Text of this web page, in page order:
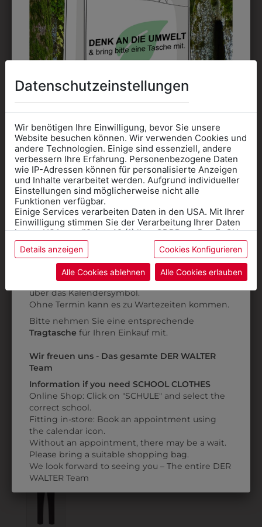
kostet jede Farbe extra und ist erst ab 12 Stück
möglich. Waschbar bis zu 60°C.
DAS KÖNNTE IHNEN
AUCH GEFALLEN
313177000010
HERRENHOSE SF
€ 103,90
HERRENHOSE SF
€ 103,90
ZULETZT ANGESEHEN
Datenschutzeinstellungen
Wir benötigen Ihre Einwilligung, bevor Sie unsere
Website besuchen können. Wir verwenden Cookies und
andere Technologien. Einige sind essenziell, andere
verbessern Ihre Erfahrung. Personenbezogene Daten
wie IP-Adressen können für personalisierte Anzeigen
und Inhalte verarbeitet werden. Aufgrund individueller
Einstellungen sind möglicherweise nicht alle
Funktionen verfügbar.
Einige Services verarbeiten Daten in den USA. Mit Ihrer
Einwilligung stimmen Sie der Verarbeitung Ihrer Daten
in den USA gemäß Art. 49 (1) lit. a GDPR zu. Der EuGH
stuft die USA als Land mit unzureichendem Datenschutz
ein, und es besteht das Risiko, dass US-Behörden
Daten ohne Klagemöglichkeit für Europäer überwachen.
Datenschutzerklärungbzw. im
Details anzeigen Cookies Konfigurieren
Alle Cookies ablehnen Alle Cookies erlauben
Informationen wenn Sie
Kleidung
für die SCHULE
benötigen
Online Shop: Klick auf SCHULE in der
Kategorie und die richtige Schule auswählen.
AnprobeVorort im Geschäft: Termin buchen
über das Kalendersymbol.
Ohne Termin kann es zu Wartezeiten kommen.
Bitte nehmen Sie eine entsprechende
Tragtasche für Ihren Einkauf mit.
Wir freuen uns - Das gesamte DER WALTER
Team
Information if you need SCHOOL CLOTHES
Online Shop: Click on "SCHULE" and select the
correct school.
Fitting in-store: Book an appointment using
the calendar icon.
Without an appointment, there may be a wait.
Please bring a suitable shopping bag.
We look forward to seeing you – The entire DER
WALTER Team